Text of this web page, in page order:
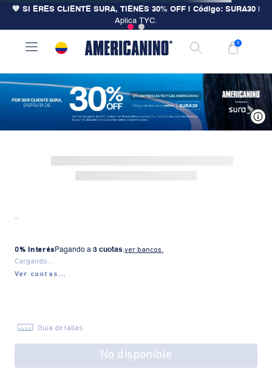
💙 SI ERES CLIENTE SURA, TIENES 30% OFF | Código: SURA30
Aplica TYC.
0
-
0% Interés Pagando a 3 cuotas.ver bancos.
Cargando...
Ver cuotas...
Guía de tallas
No disponible